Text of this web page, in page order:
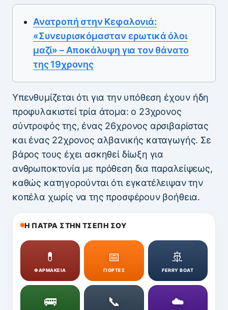
Ανατροπή στην Κεφαλονιά:
«Συνευρισκόμασταν ερωτικά όλοι
μαζί» – Αποκάλυψη για τον θάνατο
της 19χρονης
Υπενθυμίζεται ότι για την υπόθεση έχουν ήδη
προφυλακιστεί τρία άτομα: ο 23χρονος
σύντροφός της, ένας 26χρονος αρσιβαρίστας
και ένας 22χρονος αλβανικής καταγωγής. Σε
βάρος τους έχει ασκηθεί δίωξη για
ανθρωποκτονία με πρόθεση δια παραλείψεως,
καθώς κατηγορούνται ότι εγκατέλειψαν την
κοπέλα χωρίς να της προσφέρουν βοήθεια.
Η ΠΑΤΡΑ ΣΤΗΝ ΤΣΕΠΗ ΣΟΥ
💊
ΦΑΡΜΑΚΕΙΑ
📅
ΓΙΟΡΤΕΣ
🚢
FERRY BOAT
🚌 📞 ☁️